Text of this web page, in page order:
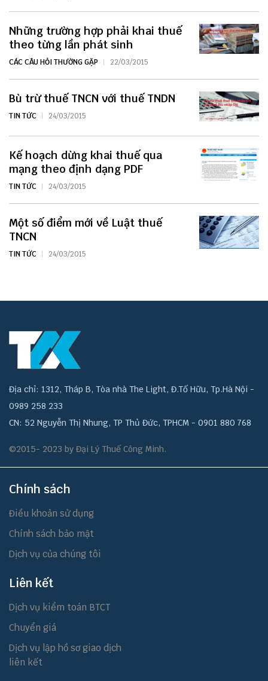
Những trường hợp phải khai thuế
theo từng lần phát sinh
CÁC CÂU HỎI THƯỜNG GẶP 22/03/2015
Bù trừ thuế TNCN với thuế TNDN
TIN TỨC 24/03/2015
Kế hoạch dừng khai thuế qua
mạng theo định dạng PDF
TIN TỨC 24/03/2015
Một số điểm mới về Luật thuế
TNCN
TIN TỨC 24/03/2015
Địa chỉ: 1312, Tháp B, Tòa nhà The Light, Đ.Tố Hữu, Tp.Hà Nội -
0989 258 233
CN: 52 Nguyễn Thị Nhung, TP Thủ Đức, TPHCM - 0901 880 768
©2015- 2023 by Đại Lý Thuế Công Minh.
Chính sách
Điều khoản sử dụng
Chính sách bảo mật
Dịch vụ của chúng tôi
Liên kết
Dịch vụ kiểm toán BTCT
Chuyển giá
Dịch vụ lập hồ sơ giao dịch
liên kết